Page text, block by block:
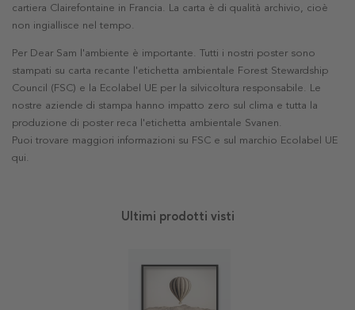
cartiera Clairefontaine in Francia. La carta è di qualità archivio, cioè
non ingiallisce nel tempo.
Per Dear Sam l'ambiente è importante. Tutti i nostri poster sono
stampati su carta recante l'etichetta ambientale Forest Stewardship
Council (FSC) e la Ecolabel UE per la silvicoltura responsabile. Le
nostre aziende di stampa hanno impatto zero sul clima e tutta la
produzione di poster reca l'etichetta ambientale Svanen.
Puoi trovare maggiori informazioni su FSC e sul marchio Ecolabel UE
qui.
Ultimi prodotti visti